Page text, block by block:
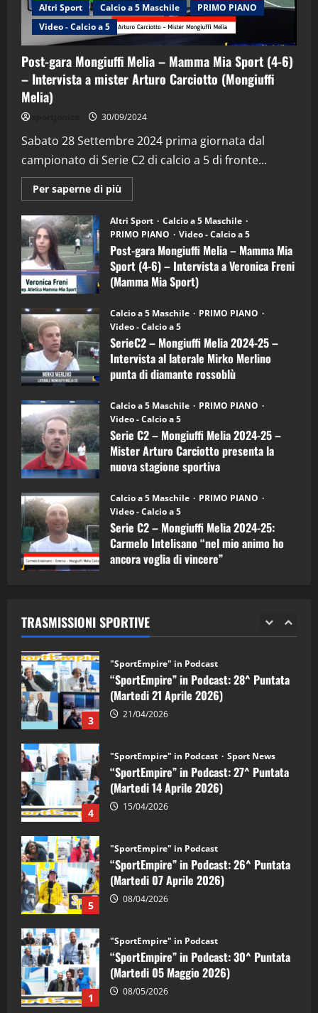
Altri Sport Calcio a 5 Maschile
PRIMO PIANO
Video - Calcio a 5
Post-gara Mongiuffi Melia – Mamma Mia Sport (4-6)
– Intervista a mister Arturo Carciotto (Mongiuffi
Melia)
30/09/2024
Sabato 28 Settembre 2024 prima giornata dal
campionato di Serie C2 di calcio a 5 di fronte...
Per saperne di più
informazioni
Post-
gara
Mongiuffi
Melia
–
Mamma
Mia
Sport
6)
–
Intervista
a
mister
Arturo
Carciotto
(Mongiuffi
Altri Sport
Calcio a 5 Maschile
PRIMO PIANO
Video - Calcio a 5
Post-gara Mongiuffi Melia – Mamma Mia
Sport (4-6) – Intervista a Veronica Freni
(Mamma Mia Sport)
Calcio a 5 Maschile
PRIMO PIANO
Video - Calcio a 5
SerieC2 – Mongiuffi Melia 2024-25 –
Intervista al laterale Mirko Merlino
punta di diamante rossoblù
Calcio a 5 Maschile
PRIMO PIANO
Video - Calcio a 5
Serie C2 – Mongiuffi Melia 2024-25 –
Mister Arturo Carciotto presenta la
nuova stagione sportiva
Calcio a 5 Maschile
PRIMO PIANO
Video - Calcio a 5
Serie C2 – Mongiuffi Melia 2024-25:
Carmelo Intelisano “nel mio animo ho
ancora voglia di vincere”
TRASMISSIONI SPORTIVE
"SportEmpire" in Podcast Sport News
“SportEmpire” in Podcast: 29^ Puntata
(Martedi 28 Aprile 2026)
28/04/2026
3
“SportEmpire” in Podcast: 28^ Puntata
(Martedi 21 Aprile 2026)
21/04/2026
4
"SportEmpire" in Podcast
“SportEmpire” in Podcast: 27^ Puntata
(Martedi 14 Aprile 2026)
15/04/2026
5
“SportEmpire” in Podcast: 26^ Puntata
(Martedi 07 Aprile 2026)
08/04/2026
1
“SportEmpire” in Podcast: 30^ Puntata
(Martedi 05 Maggio 2026)
08/05/2026
2
“SportEmpire” in Podcast: 29^ Puntata
(Martedi 28 Aprile 2026)
28/04/2026
3 21/04/2026
4
"SportEmpire" in Podcast
“SportEmpire” in Podcast: 27^ Puntata
(Martedi 14 Aprile 2026)
15/04/2026
5
"SportEmpire" in Podcast
“SportEmpire” in Podcast: 26^ Puntata
(Martedi 07 Aprile 2026)
08/04/2026
1
"SportEmpire" in Podcast
“SportEmpire” in Podcast: 30^ Puntata
(Martedi 05 Maggio 2026)
08/05/2026
2
"SportEmpire" in Podcast
“SportEmpire” in Podcast: 29^ Puntata
(Martedi 28 Aprile 2026)
28/04/2026